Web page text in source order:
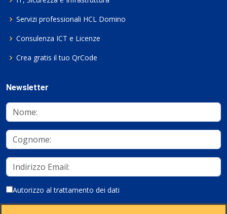
Servizi professionali HCL Domino
Consulenza ICT e Licenze
Crea gratis il tuo QrCode
Newsletter
Autorizzo al trattamento dei dati